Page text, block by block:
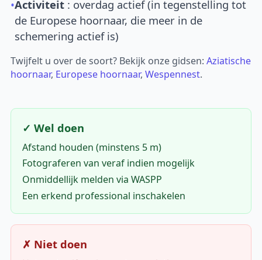
•Activiteit : overdag actief (in tegenstelling tot
de Europese hoornaar, die meer in de
schemering actief is)
Twijfelt u over de soort? Bekijk onze gidsen:Aziatische
hoornaar, Europese hoornaar,Wespennest.
✓ Wel doen
Afstand houden (minstens 5 m)
Fotograferen van veraf indien mogelijk
Onmiddellijk melden via WASPP
Een erkend professional inschakelen
✗ Niet doen